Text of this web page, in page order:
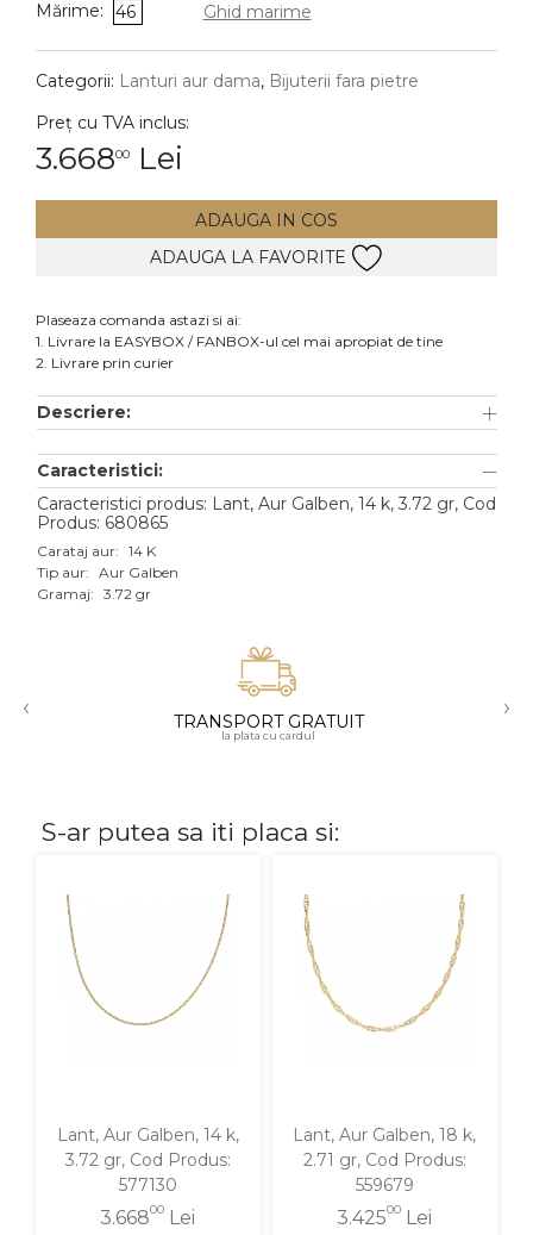
DIAMANTE Vezi toate
Cercei
Accesorii
Aur alb
Aur roz
Aur mixt
18K
Cu pietre
Diamante
Mărime: 46 Ghid marime
Categorii: Lanturi aur dama, Bijuterii fara pietre
Preț cu TVA inclus:
3.66800 Lei
ADAUGA IN COS
ADAUGA LA FAVORITE
Plaseaza comanda astazi si ai:
1. Livrare la EASYBOX / FANBOX-ul cel mai apropiat de tine
2. Livrare prin curier
Descriere:
Caracteristici:
Caracteristici produs: Lant, Aur Galben, 14 k, 3.72 gr, Cod
Produs: 680865
Carataj aur: 14 K
Tip aur: Aur Galben
Gramaj: 3.72 gr
‹ TRANSPORT GRATUIT
la plata cu cardul
›
S-ar putea sa iti placa si:
Lant, Aur Galben, 14 k,
3.72 gr, Cod Produs:
577130
3.66800 Lei
Lant, Aur Galben, 18 k,
2.71 gr, Cod Produs:
559679
3.42500 Lei